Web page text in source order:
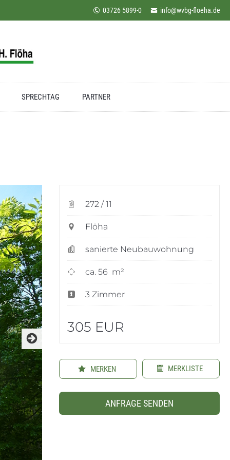
03726 5899-0 info@wvbg-floeha.de
SPRECHTAG PARTNER
272 / 11
Flöha
sanierte Neubauwohnung
ca. 56 m²
3 Zimmer
305 EUR
MERKEN MERKLISTE
ANFRAGE SENDEN